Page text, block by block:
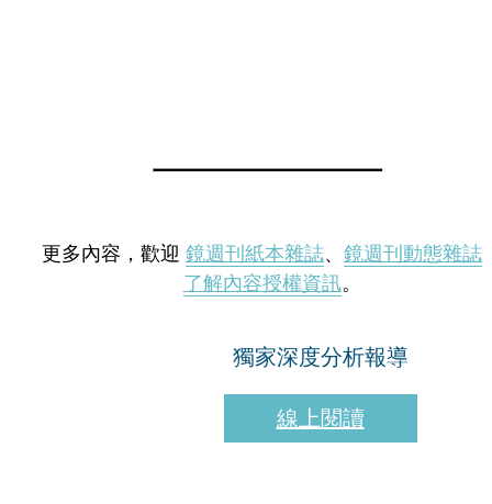
更多內容，歡迎 鏡週刊紙本雜誌、 鏡週刊動態雜誌
了解內容授權資訊。
獨家深度分析報導
線上閱讀